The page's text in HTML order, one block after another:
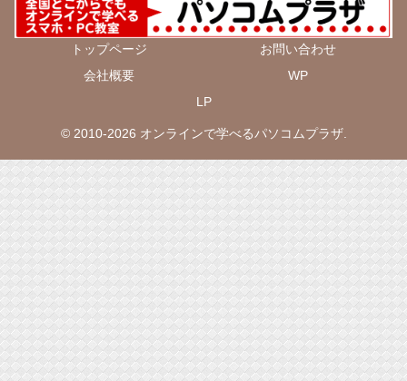
トップページ
お問い合わせ
会社概要
WP
LP
© 2010-2026 オンラインで学べるパソコムプラザ.